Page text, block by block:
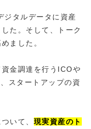
ジタルデータに資産
た。そして、トーク
ました。
金調達を行うICOや
スタートアップの資
ついて、 現実資産のト